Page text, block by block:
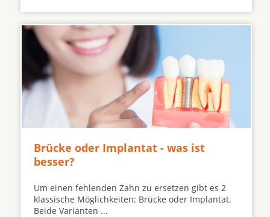
Brücke oder Implantat - was ist
besser?
Um einen fehlenden Zahn zu ersetzen gibt es 2
klassische Möglichkeiten: Brücke oder Implantat.
Beide Varianten ...